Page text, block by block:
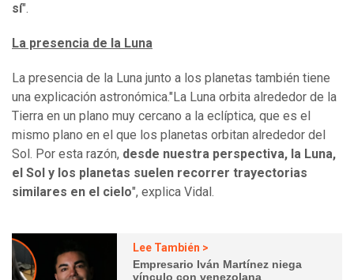
sí".
La presencia de la Luna
La presencia de la Luna junto a los planetas también tiene
una explicación astronómica."La Luna orbita alrededor de la
Tierra en un plano muy cercano a la eclíptica, que es el
mismo plano en el que los planetas orbitan alrededor del
Sol. Por esta razón, desde nuestra perspectiva, la Luna,
el Sol y los planetas suelen recorrer trayectorias
similares en el cielo", explica Vidal.
Lee También >
Empresario Iván Martínez niega
vínculo con venezolana